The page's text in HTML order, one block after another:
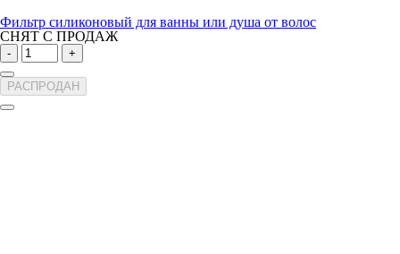
Фильтр силиконовый для ванны или душа от волос
СНЯТ С ПРОДАЖ
- +
РАСПРОДАН